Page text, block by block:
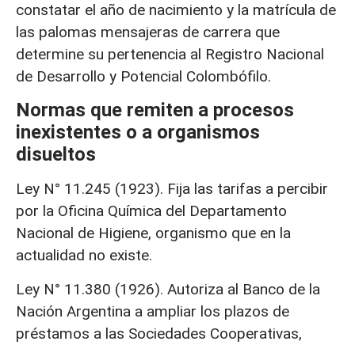
constatar el año de nacimiento y la matrícula de
las palomas mensajeras de carrera que
determine su pertenencia al Registro Nacional
de Desarrollo y Potencial Colombófilo.
Normas que remiten a procesos
inexistentes o a organismos
disueltos
Ley N° 11.245 (1923). Fija las tarifas a percibir
por la Oficina Química del Departamento
Nacional de Higiene, organismo que en la
actualidad no existe.
Ley N° 11.380 (1926). Autoriza al Banco de la
Nación Argentina a ampliar los plazos de
préstamos a las Sociedades Cooperativas,